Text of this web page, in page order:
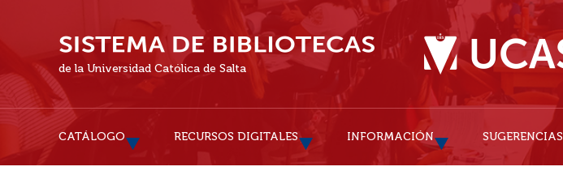
de la Universidad Católica de Salta
CATÁLOGO RECURSOS DIGITALES INFORMACIÓN SUGERENCIAS